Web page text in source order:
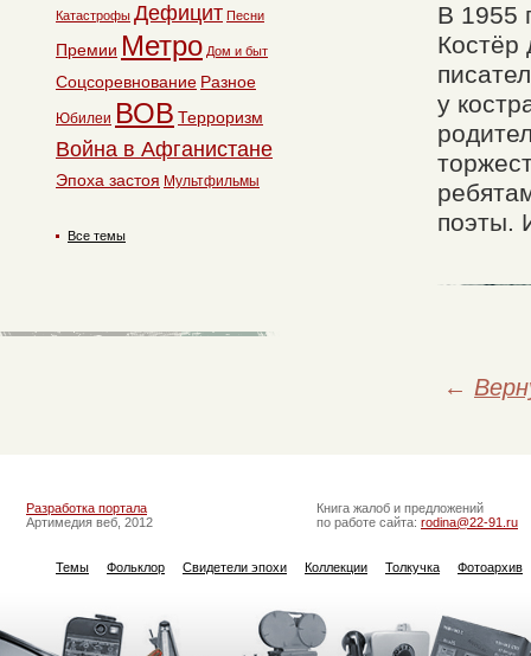
В 1955
Костёр
у
поэты.
←
Катастрофы Дефицит Песни
Премии Метро Дом и быт
Соцсоревнование Разное
Юбилеи ВОВ Терроризм
Война в Афганистане
Эпоха застоя Мультфильмы
Все темы
Разработка портала
Артимедия веб, 2012
Книга жалоб и предложений
по работе сайта: rodina@22-91.ru
Темы Фольклор Свидетели эпохи Коллекции Толкучка Фотоархив